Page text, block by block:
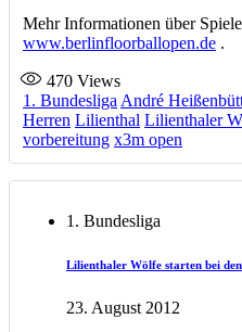
Mehr Informationen über
www.berlinfloorballopen.de .
470 Views
1. Bundesliga André
Herren Lilienthal Lilienthaler
vorbereitung x3m open
1. Bundesliga
Lilienthaler Wölfe starten bei
23. August 2012